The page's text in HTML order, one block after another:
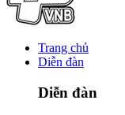
Trang chủ
Diễn đàn
Diễn đàn